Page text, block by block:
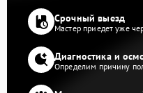
Срочный выезд
Мастер приедет уже
Диагностика и
Определим причину